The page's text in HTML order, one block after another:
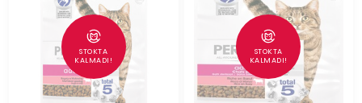
STOKTA
KALMADI!
STOKTA
KALMADI!